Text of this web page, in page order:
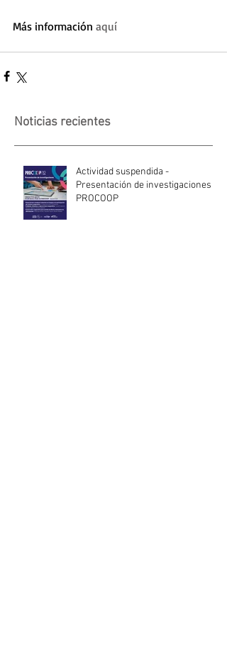
Más información aquí
Noticias recientes
Actividad suspendida -
Presentación de investigaciones -
PROCOOP